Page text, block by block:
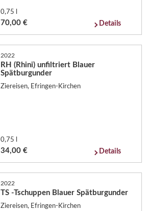
0,75 l
70,00 € Details
2022
RH (Rhini) unfiltriert Blauer
Spätburgunder
Ziereisen, Efringen-Kirchen
0,75 l
34,00 € Details
2022
TS -Tschuppen Blauer Spätburgunder
Ziereisen, Efringen-Kirchen